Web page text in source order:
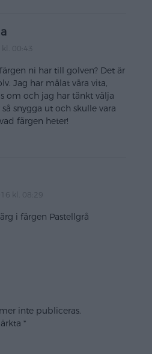
kl. 00:43
ni har till golven? Det är
Jag har målat våra vita,
om och jag har tänkt välja
snygga ut och skulle vara
färgen heter!
kl. 08:29
i färgen Pastellgrå
inte publiceras.
*